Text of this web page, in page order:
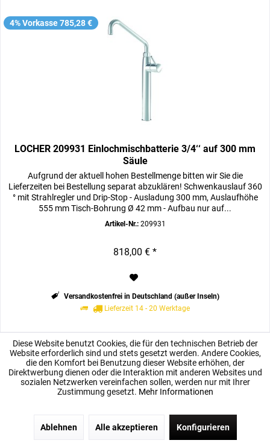
4% Vorkasse 785,28 €
LOCHER 209931 Einlochmischbatterie 3/4‘‘ auf 300 mm
Säule
Aufgrund der aktuell hohen Bestellmenge bitten wir Sie die
Lieferzeiten bei Bestellung separat abzuklären! Schwenkauslauf 360
° mit Strahlregler und Drip-Stop - Ausladung 300 mm, Auslaufhöhe
555 mm Tisch-Bohrung Ø 42 mm - Aufbau nur auf...
Artikel-Nr.:209931
818,00 € *
Versandkostenfrei in Deutschland (außer Inseln)
Lieferzeit 14 - 20 Werktage
Details
4% Vorkasse 449,28 €
Diese Website benutzt Cookies, die für den technischen Betrieb der
Website erforderlich sind und stets gesetzt werden. Andere Cookies,
die den Komfort bei Benutzung dieser Website erhöhen, der
Direktwerbung dienen oder die Interaktion mit anderen Websites und
sozialen Netzwerken vereinfachen sollen, werden nur mit Ihrer
Zustimmung gesetzt. Mehr Informationen
Ablehnen Alle akzeptieren Konfigurieren